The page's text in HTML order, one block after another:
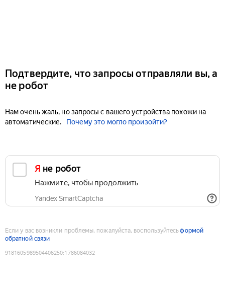
Подтвердите, что запросы отправляли вы, а
не робот
Нам очень жаль, но запросы с вашего устройства похожи на
автоматические.
Почему это могло произойти?
Я не робот
Нажмите, чтобы продолжить
Yandex SmartCaptcha
Если у вас возникли проблемы, пожалуйста, воспользуйтесьформой
обратной связи
9181605989504406250:1786084032